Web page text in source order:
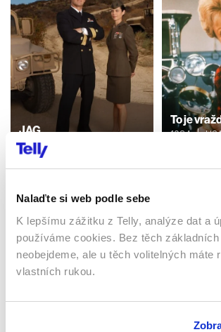
Nalaďte si web podle sebe
K lepšímu zážitku z Telly, analýze dat a
používáme cookies. Bez těch základních
neobejdeme, ale u těch volitelných máte
vlastních rukou.
JAG
1995 | USA | 44 min
Seriály / Thriller / Krimi
To je
1984 |